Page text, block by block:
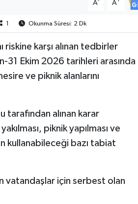
A A
1 Okunma Süresi: 2 Dk
riskine karşı alınan tedbirler
31 Ekim 2026 tarihleri arasında
ve piknik alanlarını
tarafından alınan karar
piknik yapılması ve
kullanabileceği bazı tabiat
vatandaşlar için serbest olan